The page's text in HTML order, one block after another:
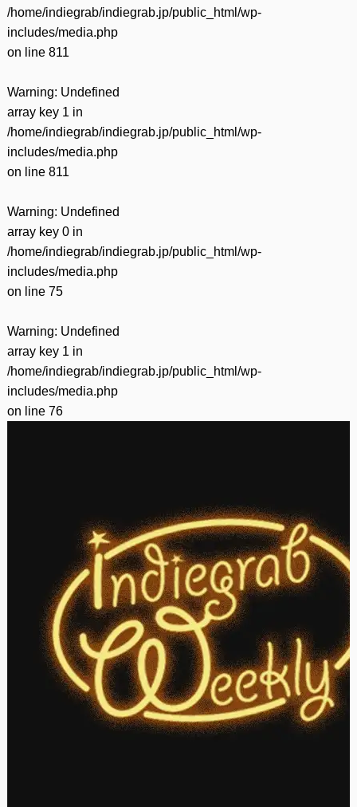
/home/indiegrab/indiegrab.jp/public_html/wp-
includes/media.php
on line 811
Warning: Undefined
array key 1 in
/home/indiegrab/indiegrab.jp/public_html/wp-
includes/media.php
on line 811
Warning: Undefined
array key 0 in
/home/indiegrab/indiegrab.jp/public_html/wp-
includes/media.php
on line 75
Warning: Undefined
array key 1 in
/home/indiegrab/indiegrab.jp/public_html/wp-
includes/media.php
on line 76